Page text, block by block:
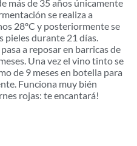
más de 35 años únicamente
se realiza a
28ºC y posteriormente se
pieles durante 21 días.
a reposar en barricas de
Una vez el vino tinto se
de 9 meses en botella para
Funciona muy bién
rojas: te encantará!